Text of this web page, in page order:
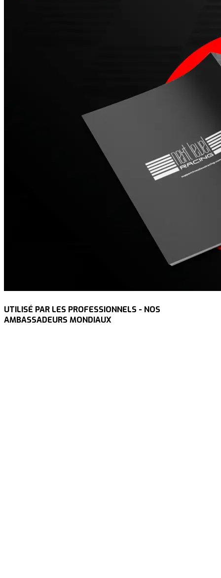
UTILISÉ PAR LES PROFESSIONNELS - NOS
AMBASSADEURS MONDIAUX